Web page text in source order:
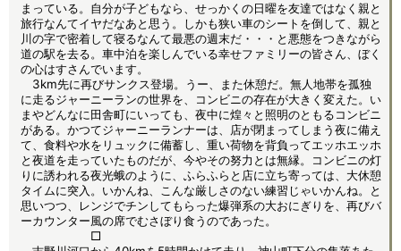
まっている。自分が子どもなら、せっかくの日曜を友達ではなく親と
旅行なんてイヤだなあと思う。しかも狭い車のシートを倒して、親と
川の字で密着して寝るなんて最悪の週末だ・・・と悪態をつきながら
道の駅を去る。車中泊を楽しんでいる幸せファミリーの皆さん、ぼく
の心はすさんでいます。
3km先に再びサンクス登場。うー、また休憩だ。無人地帯を孤独
に走るジャーニーランの世界を、コンビニの存在が大きく変えた。い
まやどんなに田舎町にいっても、夜中に煌々と照明のともるコンビニ
がある。かつてジャーニーランナーは、店が閉まってしまう夜に備え
て、食料や水をリュックに備蓄し、重い荷物を背負ってエッホエッホ
と夜道を走っていたものだが、今やその努力とは無縁。コンビニの灯
りに誘われる夜光蛾のように、ふらふらと店に立ち寄っては、大休憩
タイムに突入。いかんね、こんな厳しさのない練習じゃいかんね。と
思いつつ、レンジでチンしてもらった爆弾系の大おにぎりを、再びバ
ーカウンター風の席でむさぼり食うのであった。
□